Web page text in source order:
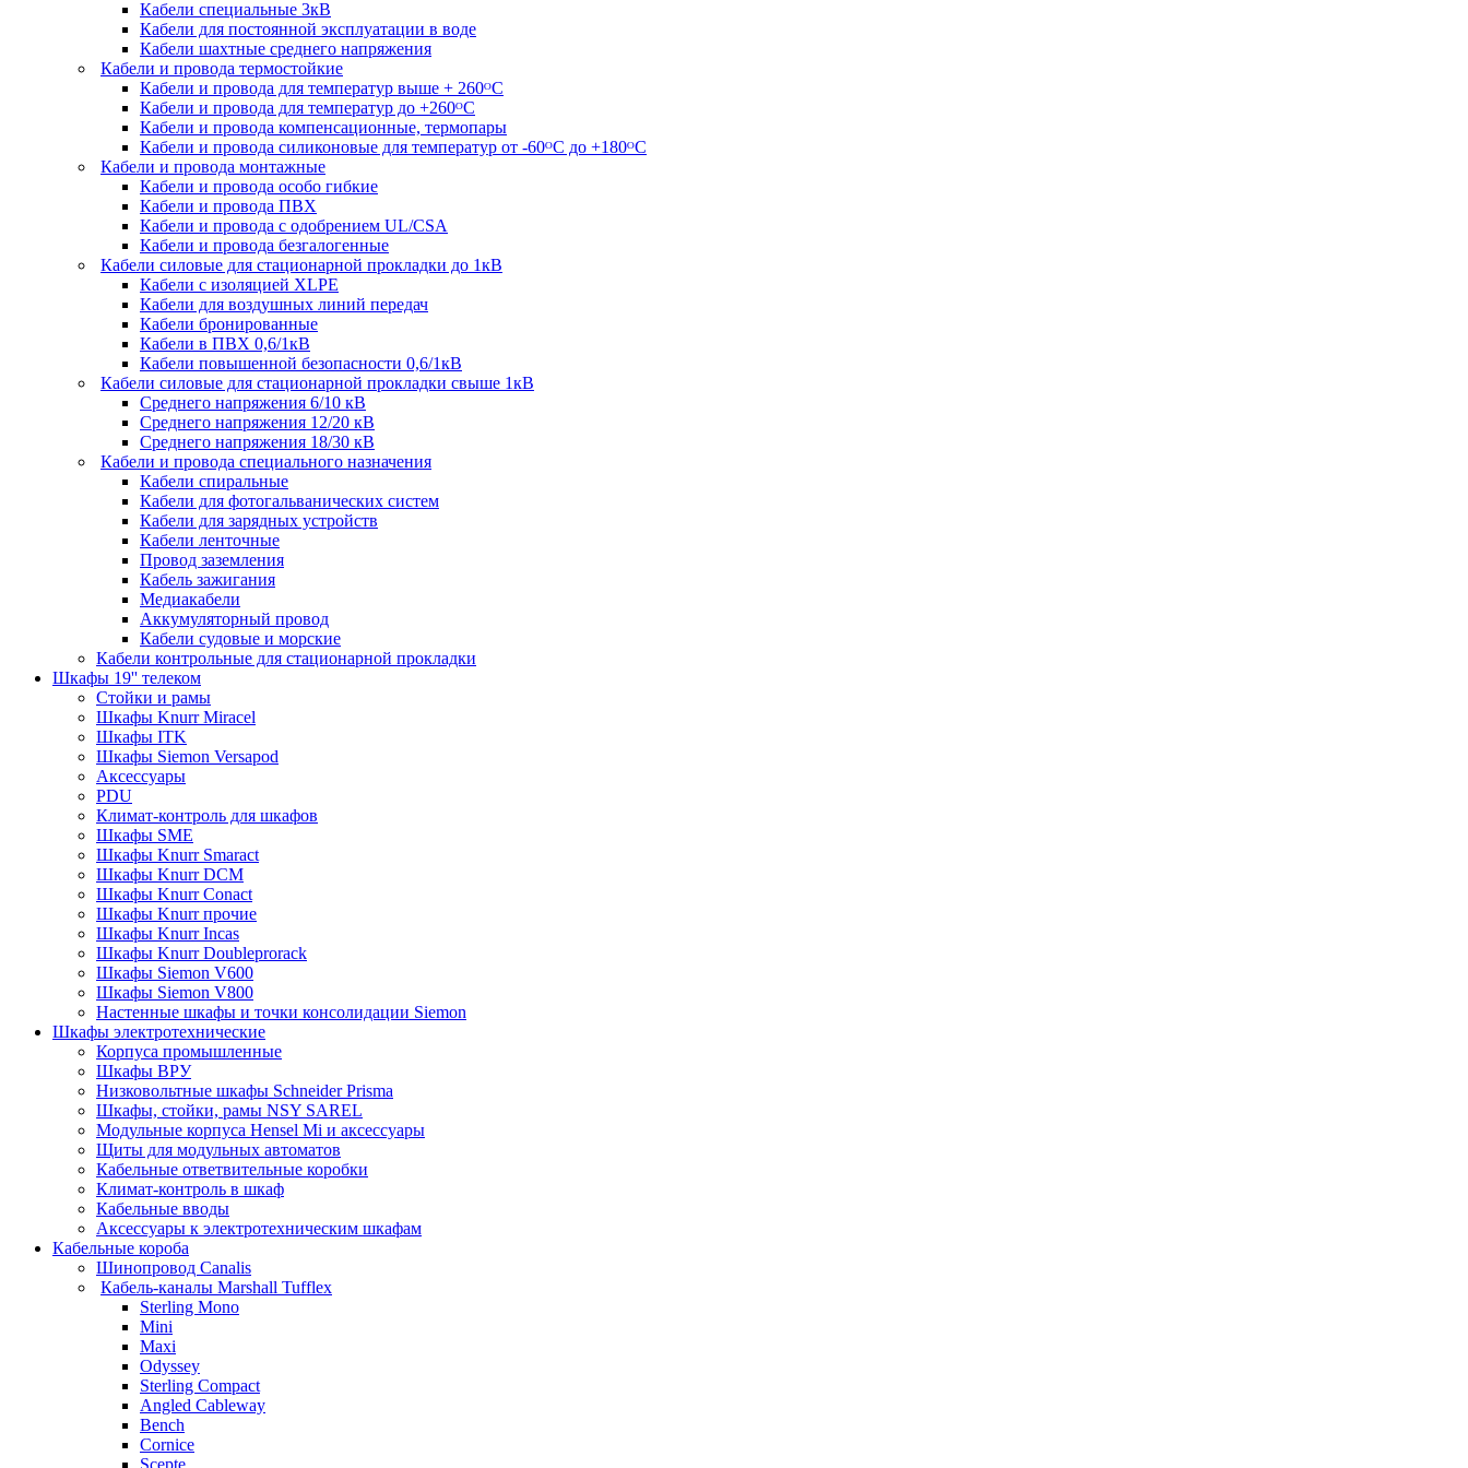
Кабели специальные 3кВ
Кабели для постоянной эксплуатации в воде
Кабели шахтные среднего напряжения
Кабели и провода термостойкие
Кабели и провода для температур выше + 260ᴼС
Кабели и провода для температур до +260ᴼС
Кабели и провода компенсационные, термопары
Кабели и провода силиконовые для температур от -60ᴼC до +180ᴼС
Кабели и провода монтажные
Кабели и провода особо гибкие
Кабели и провода ПВХ
Кабели и провода с одобрением UL/CSA
Кабели и провода безгалогенные
Кабели силовые для стационарной прокладки до 1кВ
Кабели c изоляцией XLPE
Кабели для воздушных линий передач
Кабели бронированные
Кабели в ПВХ 0,6/1кВ
Кабели повышенной безопасности 0,6/1кВ
Кабели силовые для стационарной прокладки свыше 1кВ
Среднего напряжения 6/10 кВ
Среднего напряжения 12/20 кВ
Среднего напряжения 18/30 кВ
Кабели и провода специального назначения
Кабели спиральные
Кабели для фотогальванических систем
Кабели для зарядных устройств
Кабели ленточные
Провод заземления
Кабель зажигания
Медиакабели
Аккумуляторный провод
Кабели судовые и морские
Кабели контрольные для стационарной прокладки
Шкафы 19'' телеком
Стойки и рамы
Шкафы Knurr Miracel
Шкафы ITK
Шкафы Siemon Versapod
Аксессуары
PDU
Климат-контроль для шкафов
Шкафы SME
Шкафы Knurr Smaract
Шкафы Knurr DCM
Шкафы Knurr Conact
Шкафы Knurr прочие
Шкафы Knurr Incas
Шкафы Knurr Doubleprorack
Шкафы Siemon V600
Шкафы Siemon V800
Настенные шкафы и точки консолидации Siemon
Шкафы электротехнические
Корпуса промышленные
Шкафы ВРУ
Низковольтные шкафы Schneider Prisma
Шкафы, стойки, рамы NSY SAREL
Модульные корпуса Hensel Mi и аксессуары
Щиты для модульных автоматов
Кабельные ответвительные коробки
Климат-контроль в шкаф
Кабельные вводы
Аксессуары к электротехническим шкафам
Кабельные короба
Шинопровод Canalis
Кабель-каналы Marshall Tufflex
Sterling Mono
Mini
Maxi
Odyssey
Sterling Compact
Angled Cableway
Bench
Cornice
Scepte